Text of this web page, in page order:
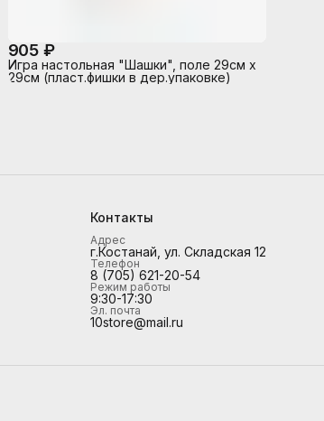
905 ₽
Игра настольная "Шашки", поле 29см х
29см (пласт.фишки в дер.упаковке)
Контакты
Адрес
г.Костанай, ул. Складская 12
Телефон
8 (705) 621-20-54
Режим работы
9:30-17:30
Эл. почта
10store@mail.ru